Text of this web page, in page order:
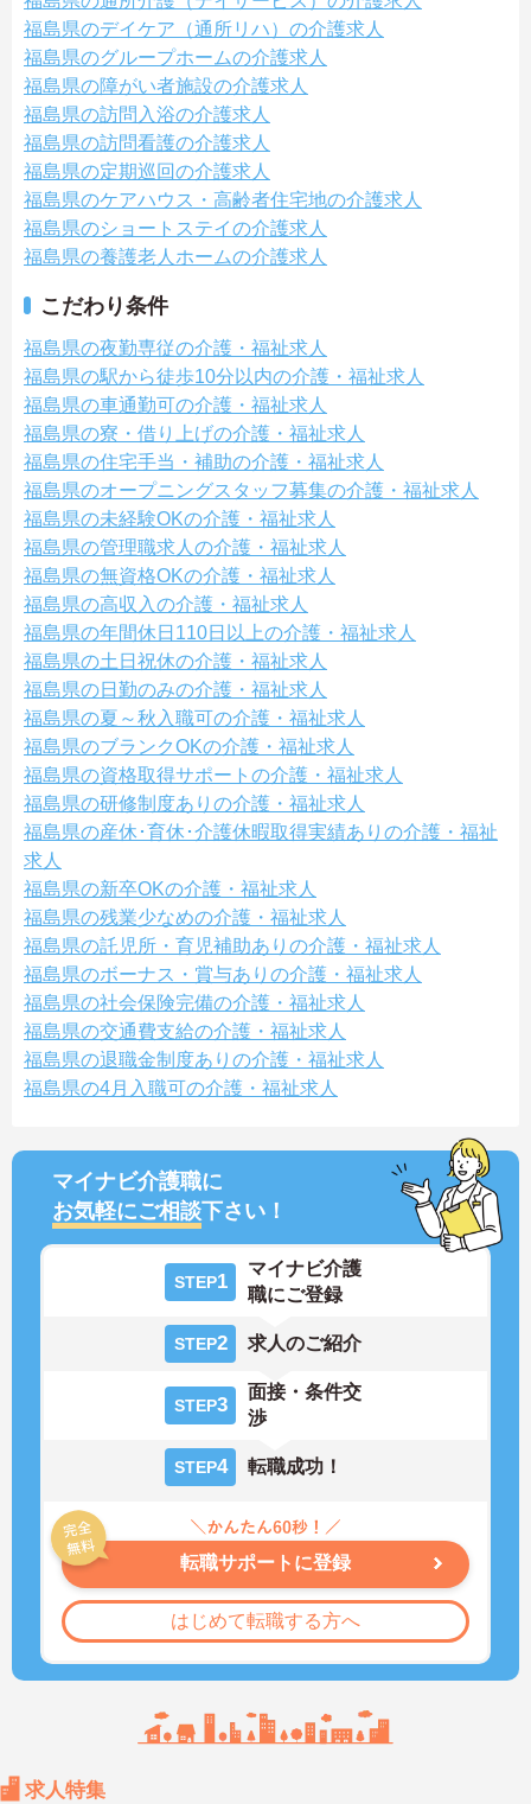
福島県のデイケア（通所リハ）の介護求人
福島県のグループホームの介護求人
福島県の障がい者施設の介護求人
福島県の訪問入浴の介護求人
福島県の訪問看護の介護求人
福島県の定期巡回の介護求人
福島県のケアハウス・高齢者住宅地の介護求人
福島県のショートステイの介護求人
福島県の養護老人ホームの介護求人
こだわり条件
福島県の夜勤専従の介護・福祉求人
福島県の駅から徒歩10分以内の介護・福祉求人
福島県の車通勤可の介護・福祉求人
福島県の寮・借り上げの介護・福祉求人
福島県の住宅手当・補助の介護・福祉求人
福島県のオープニングスタッフ募集の介護・福祉求人
福島県の未経験OKの介護・福祉求人
福島県の管理職求人の介護・福祉求人
福島県の無資格OKの介護・福祉求人
福島県の高収入の介護・福祉求人
福島県の年間休日110日以上の介護・福祉求人
福島県の土日祝休の介護・福祉求人
福島県の日勤のみの介護・福祉求人
福島県の夏～秋入職可の介護・福祉求人
福島県のブランクOKの介護・福祉求人
福島県の資格取得サポートの介護・福祉求人
福島県の研修制度ありの介護・福祉求人
福島県の産休･育休･介護休暇取得実績ありの介護・福祉
求人
福島県の新卒OKの介護・福祉求人
福島県の残業少なめの介護・福祉求人
福島県の託児所・育児補助ありの介護・福祉求人
福島県のボーナス・賞与ありの介護・福祉求人
福島県の社会保険完備の介護・福祉求人
福島県の交通費支給の介護・福祉求人
福島県の退職金制度ありの介護・福祉求人
福島県の4月入職可の介護・福祉求人
マイナビ介護職に
お気軽にご相談下さい！
STEP1
マイナビ介護
職にご登録
STEP2 求人のご紹介
STEP3
面接・条件交
渉
STEP4 転職成功！
転職サポートに登録
はじめて転職する方へ
求人特集